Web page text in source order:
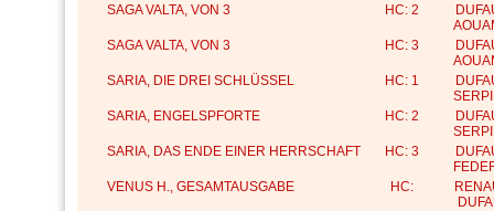
SAGA VALTA, VON 3
HC: 2
SAGA VALTA, VON 3
HC: 3
SARIA, DIE DREI SCHLÜSSEL
HC: 1
SARIA, ENGELSPFORTE
HC: 2
SARIA, DAS ENDE EINER HERRSCHAFT
HC: 3
VENUS H., GESAMTAUSGABE
HC: